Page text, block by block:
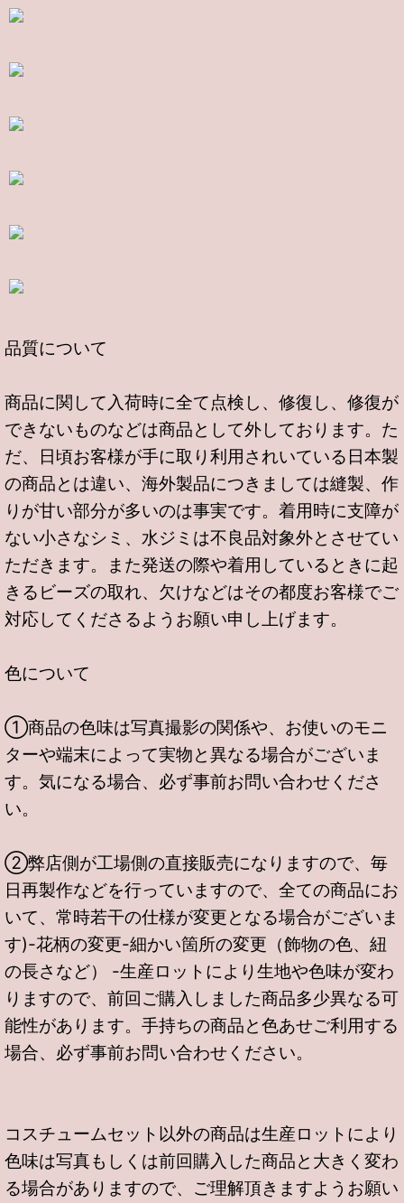
品質について
商品に関して入荷時に全て点検し、修復し、修復が
できないものなどは商品として外しております。た
だ、日頃お客様が手に取り利用されいている日本製
の商品とは違い、海外製品につきましては縫製、作
りが甘い部分が多いのは事実です。着用時に支障が
ない小さなシミ、水ジミは不良品対象外とさせてい
ただきます。また発送の際や着用しているときに起
きるビーズの取れ、欠けなどはその都度お客様でご
対応してくださるようお願い申し上げます。
色について
①商品の色味は写真撮影の関係や、お使いのモニ
ターや端末によって実物と異なる場合がございま
す。気になる場合、必ず事前お問い合わせくださ
い。
②弊店側が工場側の直接販売になりますので、毎
日再製作などを行っていますので、全ての商品にお
いて、常時若干の仕様が変更となる場合がございま
す)-花柄の変更-細かい箇所の変更（飾物の色、紐
の長さなど） -生産ロットにより生地や色味が変わ
りますので、前回ご購入しました商品多少異なる可
能性があります。手持ちの商品と色あせご利用する
場合、必ず事前お問い合わせください。
コスチュームセット以外の商品は生産ロットにより
色味は写真もしくは前回購入した商品と大きく変わ
る場合がありますので、ご理解頂きますようお願い